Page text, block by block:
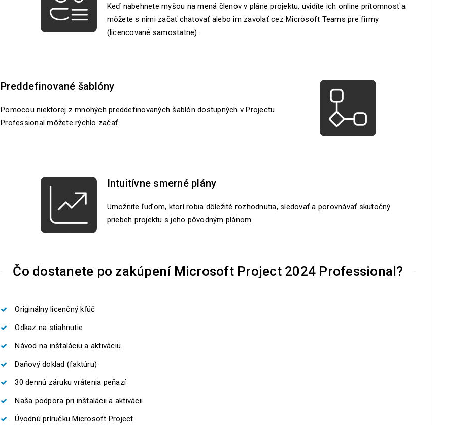
Keď nabehnete myšou na mená členov v pláne projektu, uvidíte ich online prítomnosť a
môžete s nimi začať chatovať alebo im zavolať cez Microsoft Teams pre firmy
(licencované samostatne).
Preddefinované šablóny
Pomocou niektorej z mnohých preddefinovaných šablón dostupných v Projectu
Professional môžete rýchlo začať.
Intuitívne smerné plány
Umožnite ľuďom, ktorí robia dôležité rozhodnutia, sledovať a porovnávať skutočný
priebeh projektu s jeho pôvodným plánom.
Čo dostanete po zakúpení Microsoft Project 2024 Professional?
Originálny licenčný kľúč
Odkaz na stiahnutie
Návod na inštaláciu a aktiváciu
Daňový doklad (faktúru)
30 dennú záruku vrátenia peňazí
Naša podpora pri inštalácii a aktivácii
Úvodnú príručku Microsoft Project